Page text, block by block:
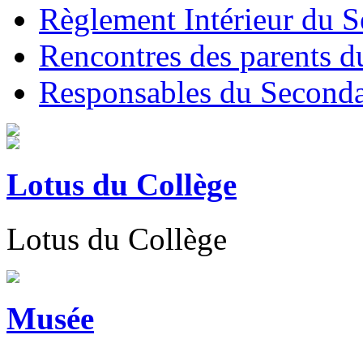
Règlement Intérieur du
Rencontres des parents
Responsables du
Lotus du Collège
Lotus du Collège
Musée